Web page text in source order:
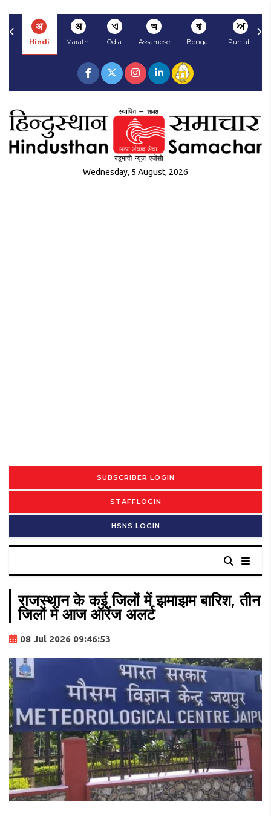
अ
Hindi
अ
Marathi
ଏ
Odia
অ
Assamese
বা
Bengali
ਅ
Punjabi
Wednesday, 5 August, 2026
SUBSCRIBER LOGIN
STAFFLOGIN
HSNS LOGIN
राजस्थान के कई जिलों में झमाझम बारिश, तीन
जिलों में आज ऑरेंज अलर्ट
08 Jul 2026 09:46:53